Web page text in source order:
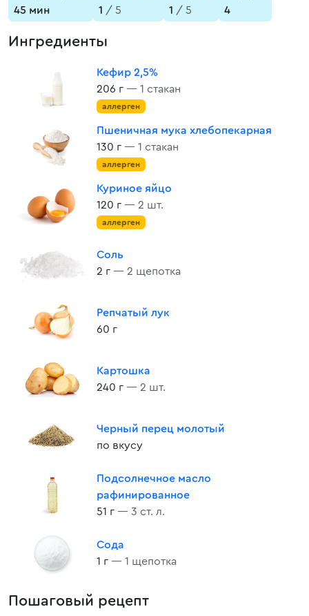
45 мин
1 / 5
1 / 5
4
Ингредиенты
Кефир 2,5%
206 г — 1 стакан
аллерген
Пшеничная мука хлебопекарная
130 г — 1 стакан
аллерген
Куриное яйцо
120 г — 2 шт.
аллерген
Соль
2 г — 2 щепотка
Репчатый лук
60 г
Картошка
240 г — 2 шт.
Черный перец молотый
по вкусу
Подсолнечное масло
рафинированное
51 г — 3 ст. л.
Сода
1 г — 1 щепотка
Пошаговый рецепт